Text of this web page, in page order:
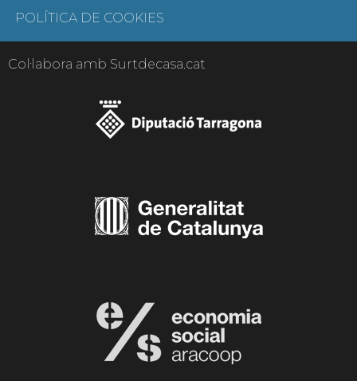
POLÍTICA DE COOKIES
Col·labora amb Surtdecasa.cat